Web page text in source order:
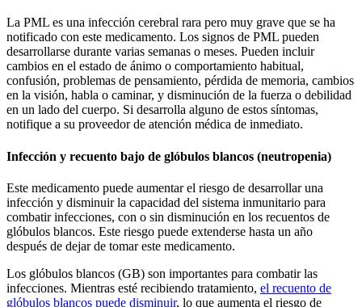
La PML es una infección cerebral rara pero muy grave que se ha
notificado con este medicamento. Los signos de PML pueden
desarrollarse durante varias semanas o meses. Pueden incluir
cambios en el estado de ánimo o comportamiento habitual,
confusión, problemas de pensamiento, pérdida de memoria, cambios
en la visión, habla o caminar, y disminución de la fuerza o debilidad
en un lado del cuerpo. Si desarrolla alguno de estos síntomas,
notifique a su proveedor de atención médica de inmediato.
Infección y recuento bajo de glóbulos blancos (neutropenia)
Este medicamento puede aumentar el riesgo de desarrollar una
infección y disminuir la capacidad del sistema inmunitario para
combatir infecciones, con o sin disminución en los recuentos de
glóbulos blancos. Este riesgo puede extenderse hasta un año
después de dejar de tomar este medicamento.
Los glóbulos blancos (GB) son importantes para combatir las
infecciones. Mientras esté recibiendo tratamiento, el recuento de
glóbulos blancos puede disminuir, lo que aumenta el riesgo de